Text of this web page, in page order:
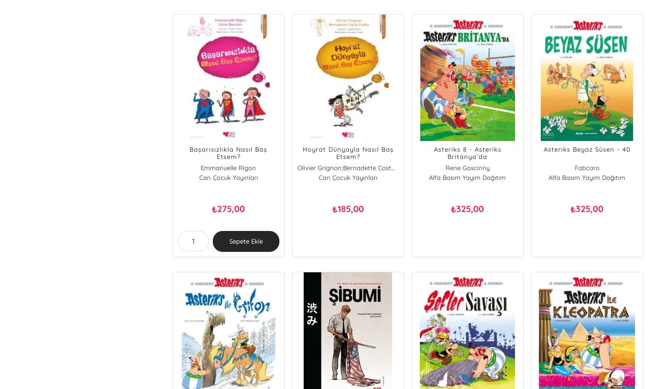
Başarısızlıkla Nasıl Baş
Etsem?
Emmanuelle Rigon
Sylvie Baussier
Can Çocuk Yayınları
₺275,00
Sepete Ekle
Hoyrat Dünyayla Nasıl Baş
Etsem?
Olivier Grignon;Bernadette Costa-Prades
Bernadette Costa-Prades
Can Çocuk Yayınları
₺185,00
Asteriks 8 - Asteriks
Britanya’da
Rene Goscinny
Alfa Basım Yayım Dağıtım
₺325,00
Asteriks Beyaz Süsen - 40
Fabcaro
R. Goscinny
Alfa Basım Yayım Dağıtım
₺325,00